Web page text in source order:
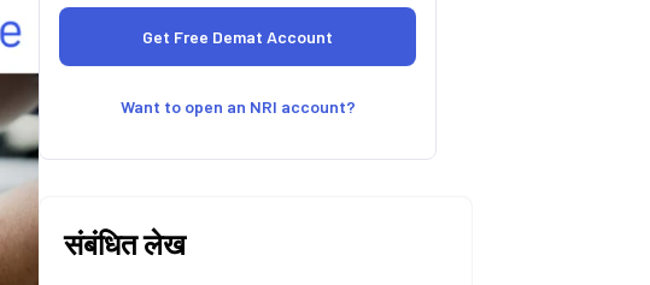
Want to open an NRI account?
संबंधित लेख